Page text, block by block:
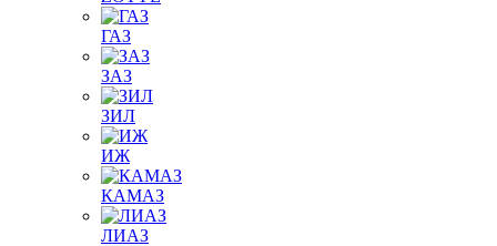
ГАЗ
ЗАЗ
ЗИЛ
ИЖ
КАМАЗ
ЛИАЗ